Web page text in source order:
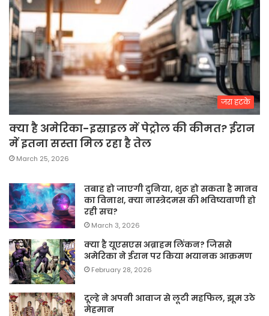
जरा हटके
क्या है अमेरिका-इस्राइल में पेट्रोल की कीमत? ईरान
में इतना सस्ता मिल रहा है तेल
March 25, 2026
तबाह हो जाएगी दुनिया, शुरू हो सकता है मानव
का विनाश, क्या नास्त्रेदमस की भविष्यवाणी हो
रही सच?
March 3, 2026
क्या है यूएसएस अब्राहम लिंकन? जिससे
अमेरिका ने ईरान पर किया भयानक आक्रमण
February 28, 2026
दूल्हे ने अपनी आवाज से लूटी महफिल, झूम उठे
मेहमान